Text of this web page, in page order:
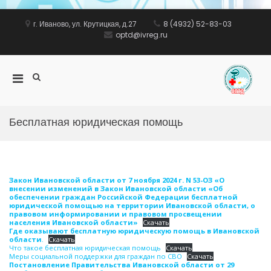
г. Иваново, ул. Крутицкая, д.27
8 (4932) 52-83-03
optd@ivreg.ru
Показать
Основное
мобильных
Бесплатная юридическая помощь
Закон Ивановской области от 7 ноября 2024 г. N 53-ОЗ «О
внесении изменений в Закон Ивановской области «Об
обеспечении граждан Российской Федерации бесплатной
юридической помощью на территории Ивановской области, о
правовом информировании и правовом просвещении
населения Ивановской области»
Скачать
Где оказывают бесплатную юридическую помощь в Ивановской
области.
Скачать
Что такое бесплатная юридическая помощь
Скачать
Меры социальной поддержки для граждан по СВО
Скачать
Постановление Правительства Ивановской области от 29